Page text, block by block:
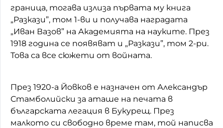
граница, тогава излиза първата му книга
„Разкази”, том 1-ви и получава наградата
„Иван Вазов” на Академията на науките. През
1918 година се появяват и „Разкази”, том 2-ри.
Това са все сюжети от войната.
През 1920-а Йовков е назначен от Александър
Стамболийски за аташе на печата в
българската легация в Букурещ. През
малкото си свободно време там, той написва